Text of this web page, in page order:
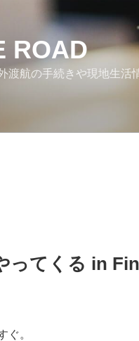
ROAD
渡航の手続きや現地生
ってくる in
ぐ。